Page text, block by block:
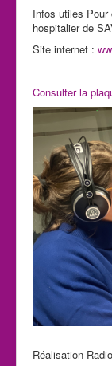
Infos utiles Pour
hospitalier de
Site internet :
Consulter la
Réalisation